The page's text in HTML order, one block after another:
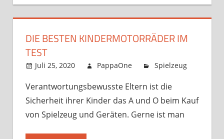
DIE BESTEN KINDERMOTORRÄDER IM
TEST
Juli 25, 2020 PappaOne Spielzeug
Verantwortungsbewusste Eltern ist die
Sicherheit ihrer Kinder das A und O beim Kauf
von Spielzeug und Geräten. Gerne ist man